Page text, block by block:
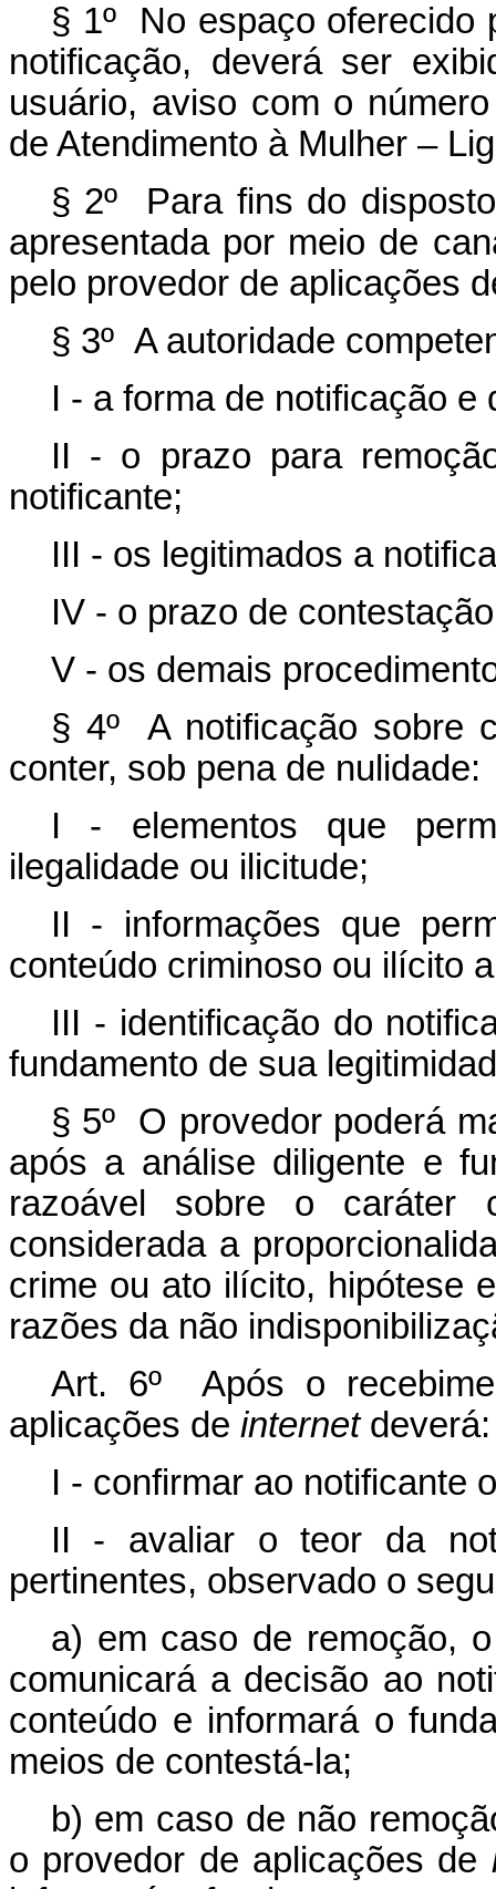
§ 1º No espaço oferecido
notificação, deverá ser
usuário, aviso com o
de Atendimento à Mulher –
§ 2º Para fins do
apresentada por meio de
pelo provedor de aplicações
§ 3º A autoridade
I - a forma de notificação e
II - o prazo para
notificante;
III - os legitimados a
IV - o prazo de
V - os demais
§ 4º A notificação sobre
conter, sob pena de nulidade:
I - elementos que
ilegalidade ou ilicitude;
II - informações que
conteúdo criminoso ou ilícito
III - identificação do
fundamento de sua
§ 5º O provedor poderá
após a análise diligente e
razoável sobre o caráter
considerada a
crime ou ato ilícito, hipótese
razões da não
Art. 6º Após o
aplicações de internetdeverá:
I - confirmar ao notificante
II - avaliar o teor da
pertinentes, observado o
a) em caso de remoção,
comunicará a decisão ao
conteúdo e informará o
meios de contestá-la;
b) em caso de não
o provedor de aplicações de